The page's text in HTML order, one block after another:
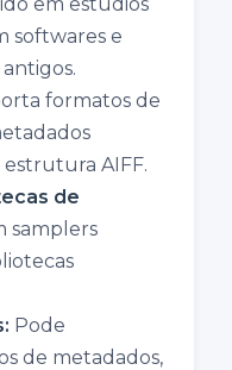
softwares e
formatos de
AIFF.
de
samplers
: Pode
de metadados,